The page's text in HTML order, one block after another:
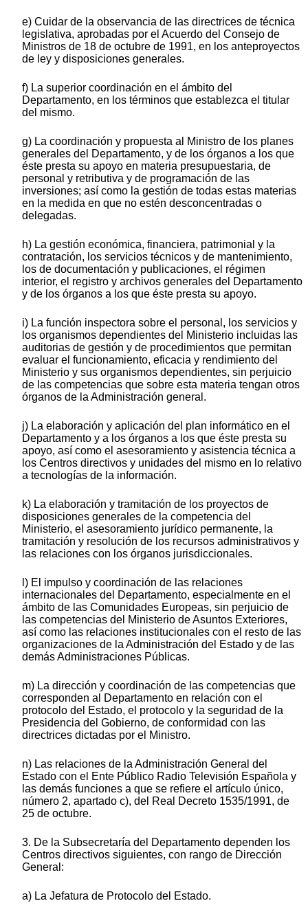
e) Cuidar de la observancia de las directrices de técnica
legislativa, aprobadas por el Acuerdo del Consejo de
Ministros de 18 de octubre de 1991, en los anteproyectos
de ley y disposiciones generales.
f) La superior coordinación en el ámbito del
Departamento, en los términos que establezca el titular
del mismo.
g) La coordinación y propuesta al Ministro de los planes
generales del Departamento, y de los órganos a los que
éste presta su apoyo en materia presupuestaria, de
personal y retributiva y de programación de las
inversiones; así como la gestión de todas estas materias
en la medida en que no estén desconcentradas o
delegadas.
h) La gestión económica, financiera, patrimonial y la
contratación, los servicios técnicos y de mantenimiento,
los de documentación y publicaciones, el régimen
interior, el registro y archivos generales del Departamento
y de los órganos a los que éste presta su apoyo.
i) La función inspectora sobre el personal, los servicios y
los organismos dependientes del Ministerio incluidas las
auditorias de gestión y de procedimientos que permitan
evaluar el funcionamiento, eficacia y rendimiento del
Ministerio y sus organismos dependientes, sin perjuicio
de las competencias que sobre esta materia tengan otros
órganos de la Administración general.
j) La elaboración y aplicación del plan informático en el
Departamento y a los órganos a los que éste presta su
apoyo, así como el asesoramiento y asistencia técnica a
los Centros directivos y unidades del mismo en lo relativo
a tecnologías de la información.
k) La elaboración y tramitación de los proyectos de
disposiciones generales de la competencia del
Ministerio, el asesoramiento jurídico permanente, la
tramitación y resolución de los recursos administrativos y
las relaciones con los órganos jurisdiccionales.
l) El impulso y coordinación de las relaciones
internacionales del Departamento, especialmente en el
ámbito de las Comunidades Europeas, sin perjuicio de
las competencias del Ministerio de Asuntos Exteriores,
así como las relaciones institucionales con el resto de las
organizaciones de la Administración del Estado y de las
demás Administraciones Públicas.
m) La dirección y coordinación de las competencias que
corresponden al Departamento en relación con el
protocolo del Estado, el protocolo y la seguridad de la
Presidencia del Gobierno, de conformidad con las
directrices dictadas por el Ministro.
n) Las relaciones de la Administración General del
Estado con el Ente Público Radio Televisión Española y
las demás funciones a que se refiere el artículo único,
número 2, apartado c), del Real Decreto 1535/1991, de
25 de octubre.
3. De la Subsecretaría del Departamento dependen los
Centros directivos siguientes, con rango de Dirección
General:
a) La Jefatura de Protocolo del Estado.